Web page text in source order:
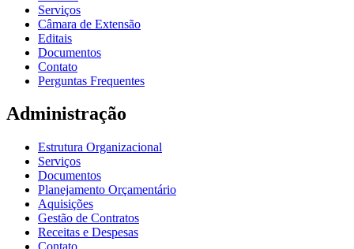
Serviços
Câmara de Extensão
Editais
Documentos
Contato
Perguntas Frequentes
Administração
Estrutura Organizacional
Serviços
Documentos
Planejamento Orçamentário
Aquisições
Gestão de Contratos
Receitas e Despesas